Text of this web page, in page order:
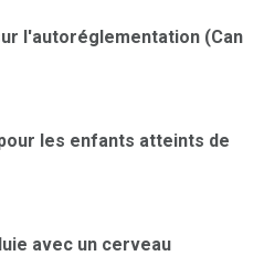
l'autoréglementation (Can
les enfants atteints de
avec un cerveau